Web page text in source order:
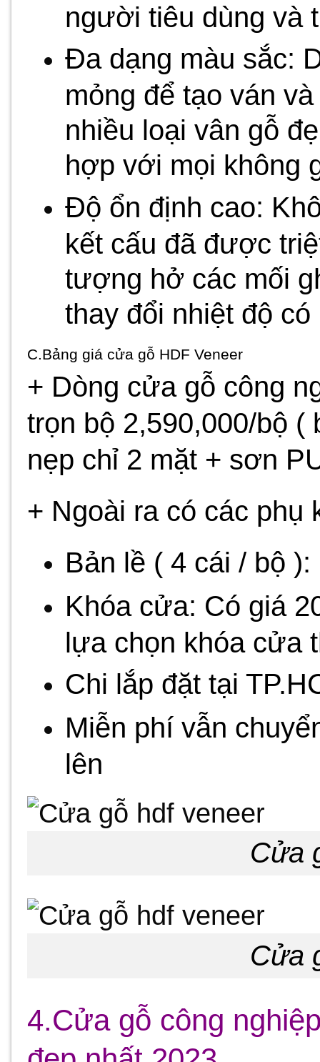
người tiêu dùng và
Đa dạng màu sắc:
mỏng để tạo ván
nhiều loại vân gỗ
hợp với mọi không
Độ ổn định cao:
kết cấu đã được
tượng hở các mối
thay đổi nhiệt độ
C.Bảng giá cửa gỗ HDF Veneer
+ Dòng cửa gỗ công
trọn bộ 2,590,000/bộ (
nẹp chỉ 2 mặt + sơn
+ Ngoài ra có các phụ
Bản lề ( 4 cái / bộ
Khóa cửa: Có giá
lựa chọn khóa cửa
Chi lắp đặt tại
Miễn phí vẫn
lên
Cửa
Cửa
4.Cửa gỗ công